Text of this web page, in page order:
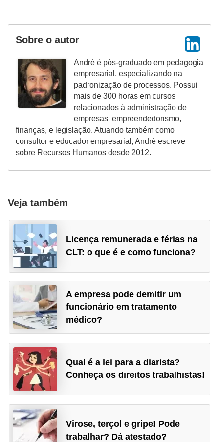
Sobre o autor
André é pós-graduado em pedagogia
empresarial, especializando na
padronização de processos. Possui
mais de 300 horas em cursos
relacionados à administração de
empresas, empreendedorismo,
finanças, e legislação. Atuando também como
consultor e educador empresarial, André escreve
sobre Recursos Humanos desde 2012.
Veja também
Licença remunerada e férias na
CLT: o que é e como funciona?
A empresa pode demitir um
funcionário em tratamento
médico?
Qual é a lei para a diarista?
Conheça os direitos trabalhistas!
Virose, terçol e gripe! Pode
trabalhar? Dá atestado?